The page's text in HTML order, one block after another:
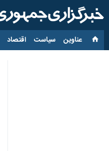
عناوین‌ سیاست اقتصاد